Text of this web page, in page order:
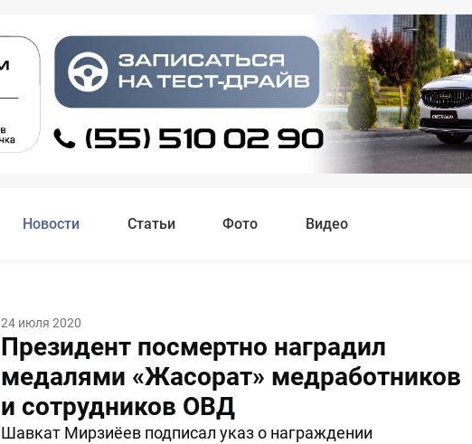
Новости Статьи Фото Видео
24 июля 2020
Президент посмертно наградил
медалями «Жасорат» медработников
и сотрудников ОВД
Шавкат Мирзиёев подписал указ о награждении